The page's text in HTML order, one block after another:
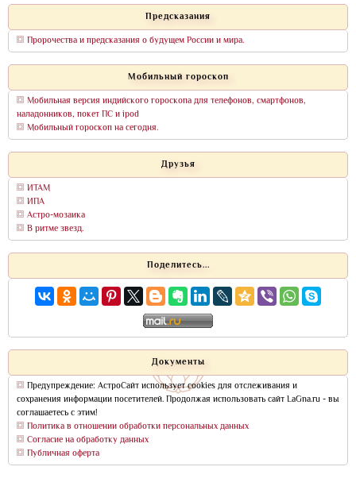
Предсказания
Пророчества и предсказания о будущем России и мира.
Мобильный гороскоп
Мобильная версия индийского гороскопа для телефонов, смартфонов,
наладонников, покет ПС и ipod
Мобильный гороскоп на сегодня.
Друзья
ИТАМ
ИПА
Астро-мозаика
В ритме звезд.
Поделитесь...
Документы
Предупреждение: АстроСайт использует cookies для отслеживания и
сохранения информации посетителей. Продолжая использовать сайт LaGna.ru - вы
соглашаетесь с этим!
Политика в отношении обработки персональных данных
Согласие на обработку данных
Публичная оферта